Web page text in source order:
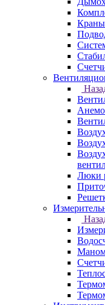
Краны
Люки